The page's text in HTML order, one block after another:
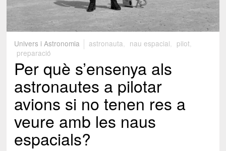
Univers i Astronomia astronauta nau espacial pilot,
preparació
Per què s’ensenya als
astronautes a pilotar
avions si no tenen res a
veure amb les naus
espacials?